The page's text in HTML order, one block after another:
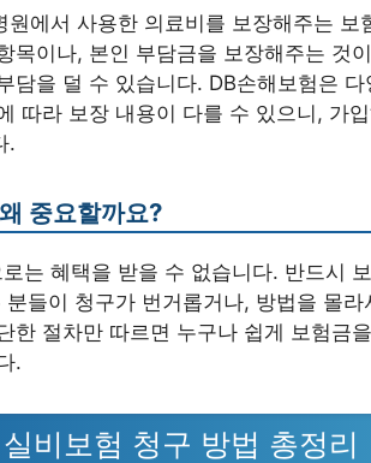
원에서 사용한 의료비를 보장해주는
목이나, 본인 부담금을 보장해주는 것
담을 덜 수 있습니다. DB손해보험은
따라 보장 내용이 다를 수 있으니, 가
.
중요할까요?
는 혜택을 받을 수 없습니다. 반드시
들이 청구가 번거롭거나, 방법을 몰
한 절차만 따르면 누구나 쉽게 보험금
.
비보험 청구 방법 총정리